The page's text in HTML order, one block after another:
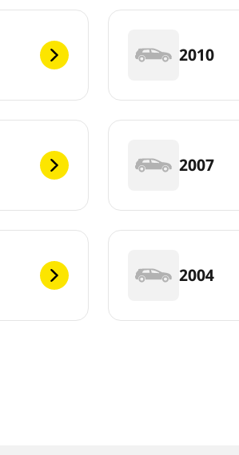
2010
2007
2004